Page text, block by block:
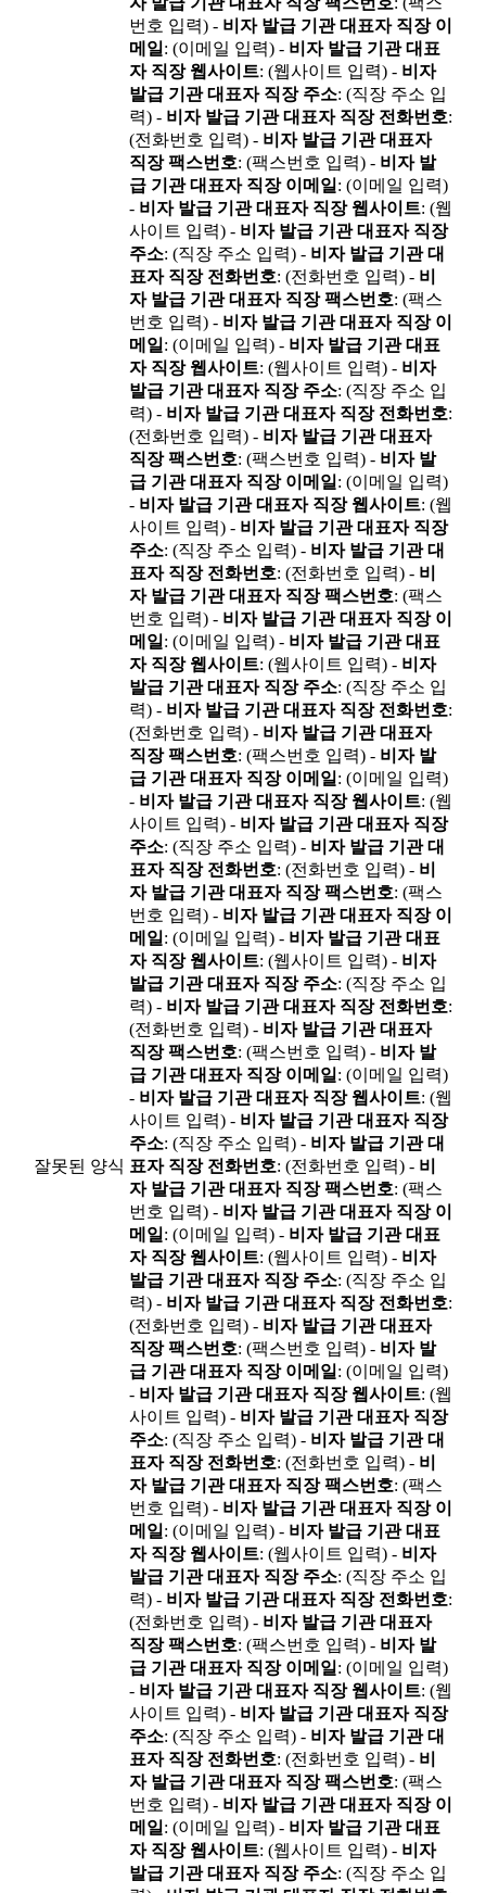
잘못된 양식
번호 입력) - 비자 발급 기관 대표자 직장 이
메일 : (이메일 입력) - 비자 발급 기관 대표
자 직장 웹사이트: (웹사이트 입력) - 비자
발급 기관 대표자 직장 주소: (직장 주소 입
력) - 비자 발급 기관 대표자 직장 전화번호:
(전화번호 입력) - 비자 발급 기관 대표자
직장 팩스번호: (팩스번호 입력) - 비자 발
급 기관 대표자 직장 이메일 : (이메일 입력)
- 비자 발급 기관 대표자 직장 웹사이트: (웹
사이트 입력) - 비자 발급 기관 대표자 직장
주소: (직장 주소 입력) - 비자 발급 기관 대
표자 직장 전화번호: (전화번호 입력) - 비
자 발급 기관 대표자 직장 팩스번호: (팩스
번호 입력) - 비자 발급 기관 대표자 직장 이
메일 : (이메일 입력) - 비자 발급 기관 대표
자 직장 웹사이트: (웹사이트 입력) - 비자
발급 기관 대표자 직장 주소: (직장 주소 입
력) - 비자 발급 기관 대표자 직장 전화번호:
(전화번호 입력) - 비자 발급 기관 대표자
직장 팩스번호: (팩스번호 입력) - 비자 발
급 기관 대표자 직장 이메일 : (이메일 입력)
- 비자 발급 기관 대표자 직장 웹사이트: (웹
사이트 입력) - 비자 발급 기관 대표자 직장
주소: (직장 주소 입력) - 비자 발급 기관 대
표자 직장 전화번호: (전화번호 입력) - 비
자 발급 기관 대표자 직장 팩스번호: (팩스
번호 입력) - 비자 발급 기관 대표자 직장 이
메일 : (이메일 입력) - 비자 발급 기관 대표
자 직장 웹사이트: (웹사이트 입력) - 비자
발급 기관 대표자 직장 주소: (직장 주소 입
력) - 비자 발급 기관 대표자 직장 전화번호:
(전화번호 입력) - 비자 발급 기관 대표자
직장 팩스번호: (팩스번호 입력) - 비자 발
급 기관 대표자 직장 이메일 : (이메일 입력)
- 비자 발급 기관 대표자 직장 웹사이트: (웹
사이트 입력) - 비자 발급 기관 대표자 직장
주소: (직장 주소 입력) - 비자 발급 기관 대
표자 직장 전화번호: (전화번호 입력) - 비
자 발급 기관 대표자 직장 팩스번호: (팩스
번호 입력) - 비자 발급 기관 대표자 직장 이
메일 : (이메일 입력) - 비자 발급 기관 대표
자 직장 웹사이트: (웹사이트 입력) - 비자
발급 기관 대표자 직장 주소: (직장 주소 입
력) - 비자 발급 기관 대표자 직장 전화번호:
(전화번호 입력) - 비자 발급 기관 대표자
직장 팩스번호: (팩스번호 입력) - 비자 발
급 기관 대표자 직장 이메일 : (이메일 입력)
- 비자 발급 기관 대표자 직장 웹사이트: (웹
사이트 입력) - 비자 발급 기관 대표자 직장
주소: (직장 주소 입력) - 비자 발급 기관 대
표자 직장 전화번호: (전화번호 입력) - 비
자 발급 기관 대표자 직장 팩스번호: (팩스
번호 입력) - 비자 발급 기관 대표자 직장 이
메일 : (이메일 입력) - 비자 발급 기관 대표
자 직장 웹사이트: (웹사이트 입력) - 비자
발급 기관 대표자 직장 주소: (직장 주소 입
력) - 비자 발급 기관 대표자 직장 전화번호:
(전화번호 입력) - 비자 발급 기관 대표자
직장 팩스번호: (팩스번호 입력) - 비자 발
급 기관 대표자 직장 이메일 : (이메일 입력)
- 비자 발급 기관 대표자 직장 웹사이트: (웹
사이트 입력) - 비자 발급 기관 대표자 직장
주소: (직장 주소 입력) - 비자 발급 기관 대
표자 직장 전화번호: (전화번호 입력) - 비
자 발급 기관 대표자 직장 팩스번호: (팩스
번호 입력) - 비자 발급 기관 대표자 직장 이
메일 : (이메일 입력) - 비자 발급 기관 대표
자 직장 웹사이트: (웹사이트 입력) - 비자
발급 기관 대표자 직장 주소: (직장 주소 입
력) - 비자 발급 기관 대표자 직장 전화번호:
(전화번호 입력) - 비자 발급 기관 대표자
직장 팩스번호: (팩스번호 입력) - 비자 발
급 기관 대표자 직장 이메일 : (이메일 입력)
- 비자 발급 기관 대표자 직장 웹사이트: (웹
사이트 입력) - 비자 발급 기관 대표자 직장
주소: (직장 주소 입력) - 비자 발급 기관 대
표자 직장 전화번호: (전화번호 입력) - 비
자 발급 기관 대표자 직장 팩스번호: (팩스
번호 입력) - 비자 발급 기관 대표자 직장 이
메일 : (이메일 입력) - 비자 발급 기관 대표
자 직장 웹사이트: (웹사이트 입력) - 비자
발급 기관 대표자 직장 주소: (직장 주소 입